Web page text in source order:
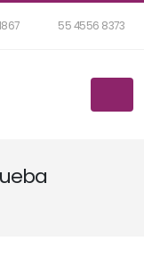
55 4556 8373